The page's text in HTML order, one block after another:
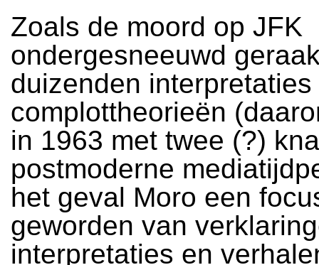
Zoals de moord op JFK
ondergesneeuwd
duizenden interpretaties
complottheorieën
in 1963 met twee (?)
postmoderne
het geval Moro een
geworden van
interpretaties en